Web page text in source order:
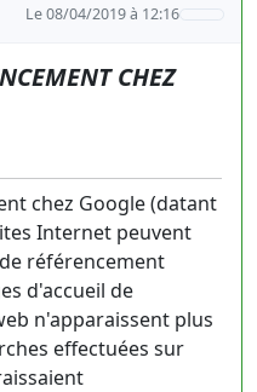
Le 08/04/2019 à 12:16
CHEZ
chez Google (datant
Internet peuvent
référencement
d'accueil de
n'apparaissent plus
effectuées sur